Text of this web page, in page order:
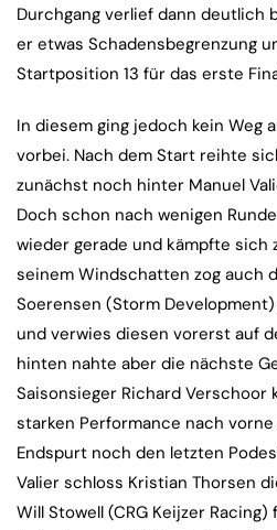
Durchgang verlief dann deutlich
er etwas Schadensbegrenzung
Startposition 13 für das erste
In diesem ging jedoch kein Weg
vorbei. Nach dem Start reihte
zunächst noch hinter Manuel
Doch schon nach wenigen
wieder gerade und kämpfte sich
seinem Windschatten zog auch
Soerensen (Storm
und verwies diesen vorerst auf
hinten nahte aber die nächste
Saisonsieger Richard
starken Performance nach
Endspurt noch den letzten
Valier schloss Kristian Thorsen
Will Stowell (CRG Keijzer